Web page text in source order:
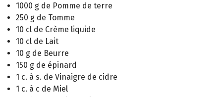
1000 g de Pomme de terre
250 g de Tomme
10 cl de Crème liquide
10 cl de Lait
10 g de Beurre
150 g de épinard
1 c. à s. de Vinaigre de cidre
1 c. à c de Miel